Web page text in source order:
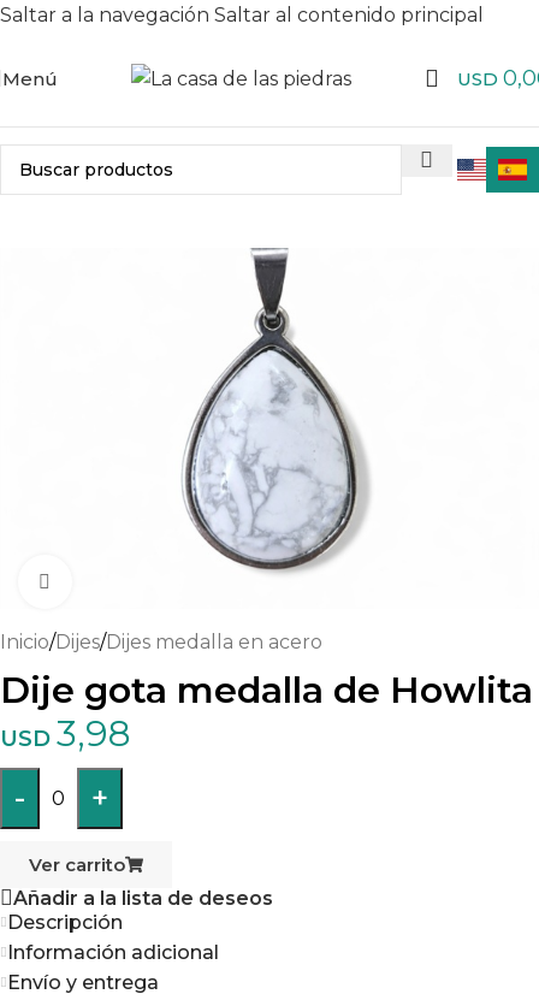
Saltar a la navegación Saltar al contenido principal
Menú USD
Inicio/Dijes/Dijes medalla en acero
Dije gota medalla de Howlita
USD 3,98
- 0 +
Ver carrito
Añadir a la lista de deseos
Descripción
Información adicional
Envío y entrega